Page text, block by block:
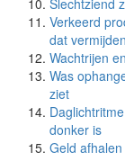
Slechtziend
Verkeerd
dat
Wachtrijen
Was
ziet
donker is
Geld